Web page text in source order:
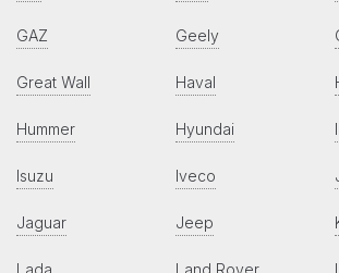
GAZ Geely
Great Wall Haval
Hummer Hyundai
Isuzu Iveco
Jaguar Jeep